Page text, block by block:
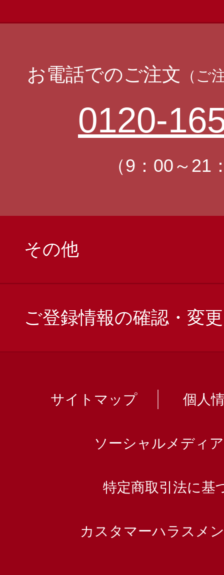
お電話でのご注文 （ご
0120-
（9：00～21
その他
ご登録情報の確認・変更
サイトマップ 個人
ソーシャルメディ
特定商取引法に基
カスタマーハラスメ